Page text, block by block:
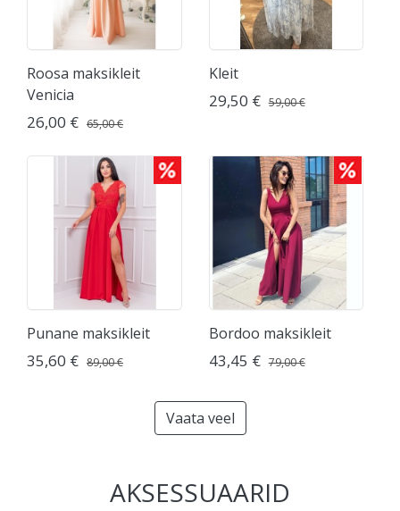
Roosa maksikleit
Venicia
26,00 € 65,00 €
Kleit
29,50 € 59,00 €
Punane maksikleit
35,60 € 89,00 €
Bordoo maksikleit
43,45 € 79,00 €
Vaata veel
AKSESSUAARID